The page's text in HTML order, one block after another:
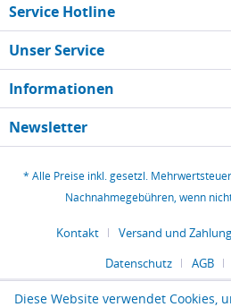
Service Hotline
Unser Service
Informationen
Newsletter
* Alle Preise inkl. gesetzl.
Nachnahmegebühren, wenn
Kontakt Versand und Zahlung
Datenschutz
AGB
Diese Website verwendet Cookies,